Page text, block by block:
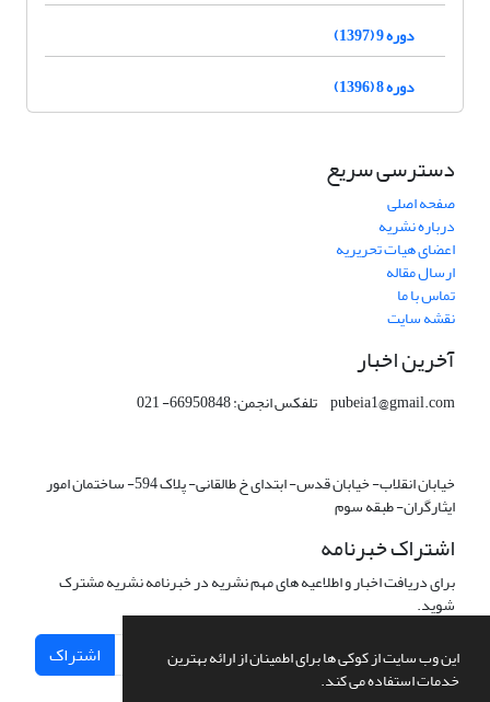
این وب سایت از کوکی ها برای اطمینان از ارائه بهترین
خدمات استفاده می کند.
دوره 9 (1397)
دوره 8 (1396)
دسترسی سریع
صفحه اصلی
درباره نشریه
اعضای هیات تحریریه
ارسال مقاله
تماس با ما
نقشه سایت
آخرین اخبار
pubeia1@gmail.com تلفکس انجمن: 66950848- 021
خیابان انقلاب- خیابان قدس- ابتدای خ طالقانی- پلاک 594- ساختمان امور
ایثارگران- طبقه سوم
اشتراک خبرنامه
برای دریافت اخبار و اطلاعیه های مهم نشریه در خبرنامه نشریه مشترک
شوید.
اشتراک